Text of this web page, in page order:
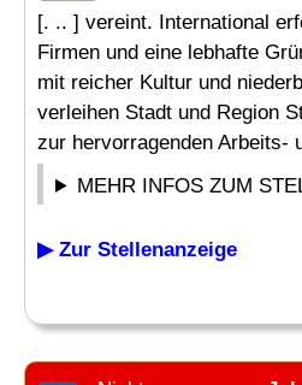
[. .. ] vereint. International
Firmen und eine lebhafte
mit reicher Kultur und
verleihen Stadt und Region
zur hervorragenden Arbeits-
MEHR INFOS ZUM
▶ Zur Stellenanzeige